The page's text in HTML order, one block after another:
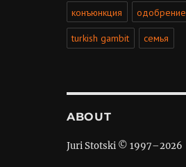
конъюнкция одобрение
turkish gambit семья
ABOUT
Juri Stotski © 1997–2026